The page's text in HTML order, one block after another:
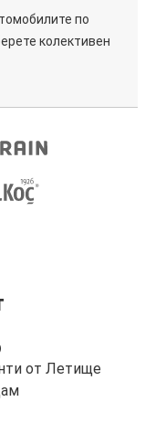
по
колективен
от Летище